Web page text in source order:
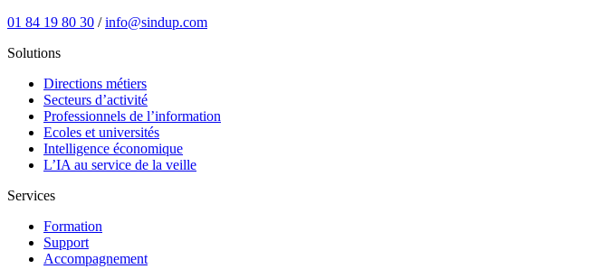
01 84 19 80 30 /info@sindup.com
Solutions
Directions métiers
Secteurs d’activité
Professionnels de l’information
Ecoles et universités
Intelligence économique
L’IA au service de la veille
Services
Formation
Support
Accompagnement